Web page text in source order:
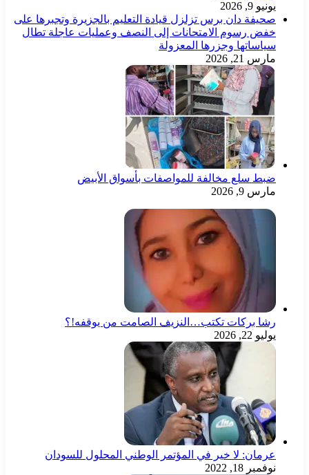
صحيفة دان برس تزلزل قيادة التعليم بالجزيرة وتجبرها على
خفض رسوم الامتحانات إلى النصف وعمليات عاجلة تطال
سياساتها وجزرها المعزولة
مارس 21, 2026
ضبط سلع مخالفة للمواصفات بأسواق الأبيض
مارس 9, 2026
رشا بركات تكتب…النزيف الصامت من يوقفه!؟
عرمان: لا خير في المؤتمر الوطني المحلول للسودان
نوفمبر 18, 2022